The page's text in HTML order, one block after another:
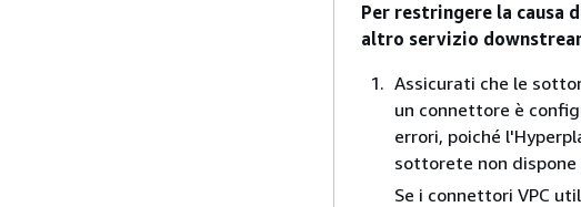
Per restringere la causa
altro servizio
Assicurati che le
un connettore è
errori, poiché
sottorete non dispone
Se i connettori VPC